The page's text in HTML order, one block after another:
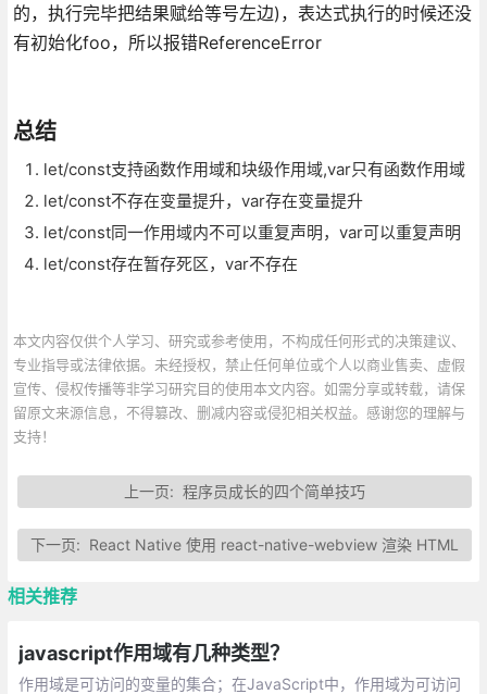
的，执行完毕把结果赋给等号左边)，表达式执行的时候还没
有初始化foo，所以报错ReferenceError
总结
let/const支持函数作用域和块级作用域,var只有函数作用域
let/const不存在变量提升，var存在变量提升
let/const同一作用域内不可以重复声明，var可以重复声明
let/const存在暂存死区，var不存在
本文内容仅供个人学习、研究或参考使用，不构成任何形式的决策建议、
专业指导或法律依据。未经授权，禁止任何单位或个人以商业售卖、虚假
宣传、侵权传播等非学习研究目的使用本文内容。如需分享或转载，请保
留原文来源信息，不得篡改、删减内容或侵犯相关权益。感谢您的理解与
支持！
上一页: 程序员成长的四个简单技巧
下一页: React Native 使用 react-native-webview 渲染 HTML
相关推荐
javascript作用域有几种类型？
作用域是可访问的变量的集合；在JavaScript中，作用域为可访问